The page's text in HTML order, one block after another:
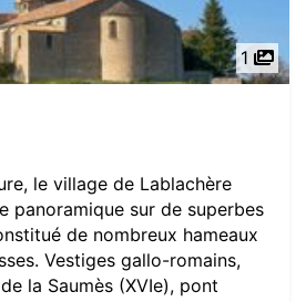
1
le village de Lablachère
panoramique sur de superbes
de nombreux hameaux
Vestiges gallo-romains,
la Saumès (XVIe), pont